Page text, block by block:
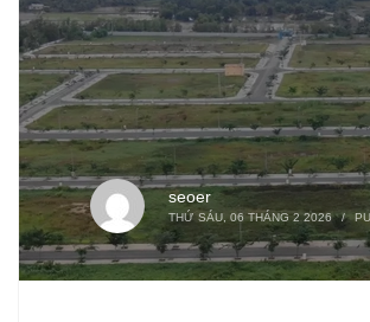
seoer
THỨ SÁU, 06 THÁNG 2 2026 /